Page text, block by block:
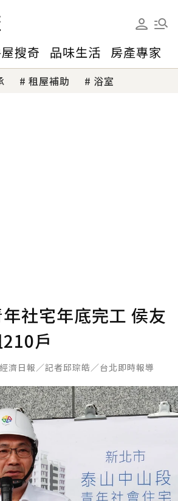
搜奇 品味生活 房產專家
租屋補助 浴室
社宅年底完工 侯友
戶
經濟日報／記者邱琮皓／台北即時報導